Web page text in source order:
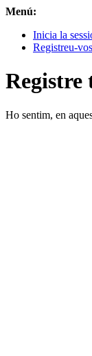
Menú:
Inicia la
Registreu-vos
Registre
Ho sentim, en